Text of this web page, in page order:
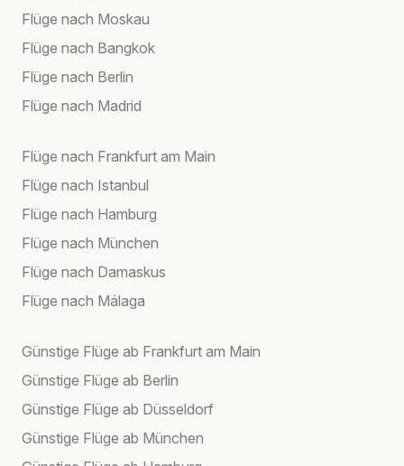
Flüge nach Moskau
Flüge nach Bangkok
Flüge nach Berlin
Flüge nach Madrid
Flüge nach Frankfurt am Main
Flüge nach Istanbul
Flüge nach Hamburg
Flüge nach München
Flüge nach Damaskus
Flüge nach Málaga
Günstige Flüge ab Frankfurt am Main
Günstige Flüge ab Berlin
Günstige Flüge ab Düsseldorf
Günstige Flüge ab München